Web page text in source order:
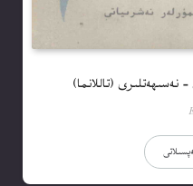
(تاللانما)